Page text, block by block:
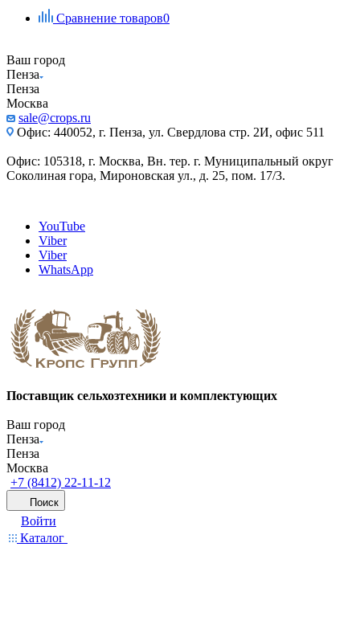
Сравнение товаров0
Ваш город
Пенза
Пенза
Москва
sale@crops.ru
Офис: 440052, г. Пенза, ул. Свердлова стр. 2И, офис 511
Офис: 105318, г. Москва, Вн. тер. г. Муниципальный округ
Соколиная гора, Мироновская ул., д. 25, пом. 17/3.
YouTube
Viber
Viber
WhatsApp
Поставщик сельхозтехники и комплектующих
Ваш город
Пенза
Пенза
Москва
+7 (8412) 22-11-12
Поиск
Войти
Каталог